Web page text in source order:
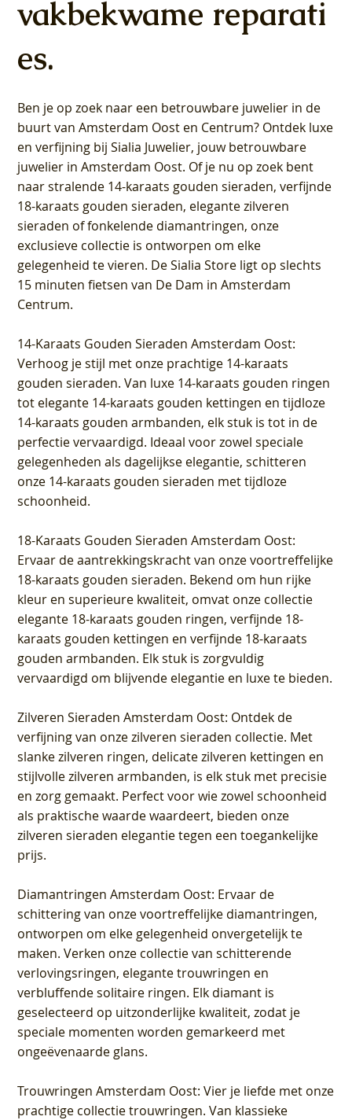
vakbekwame reparati
es.
Ben je op zoek naar een betrouwbare juwelier in de
buurt van Amsterdam Oost en Centrum? Ontdek luxe
en verfijning bij Sialia Juwelier, jouw betrouwbare
juwelier in Amsterdam Oost. Of je nu op zoek bent
naar stralende 14-karaats gouden sieraden, verfijnde
18-karaats gouden sieraden, elegante zilveren
sieraden of fonkelende diamantringen, onze
exclusieve collectie is ontworpen om elke
gelegenheid te vieren. De Sialia Store ligt op slechts
15 minuten fietsen van De Dam in Amsterdam
Centrum.
14-Karaats Gouden Sieraden Amsterdam Oost:
Verhoog je stijl met onze prachtige 14-karaats
gouden sieraden. Van luxe 14-karaats gouden ringen
tot elegante 14-karaats gouden kettingen en tijdloze
14-karaats gouden armbanden, elk stuk is tot in de
perfectie vervaardigd. Ideaal voor zowel speciale
gelegenheden als dagelijkse elegantie, schitteren
onze 14-karaats gouden sieraden met tijdloze
schoonheid.
18-Karaats Gouden Sieraden Amsterdam Oost:
Ervaar de aantrekkingskracht van onze voortreffelijke
18-karaats gouden sieraden. Bekend om hun rijke
kleur en superieure kwaliteit, omvat onze collectie
elegante 18-karaats gouden ringen, verfijnde 18-
karaats gouden kettingen en verfijnde 18-karaats
gouden armbanden. Elk stuk is zorgvuldig
vervaardigd om blijvende elegantie en luxe te bieden.
Zilveren Sieraden Amsterdam Oost: Ontdek de
verfijning van onze zilveren sieraden collectie. Met
slanke zilveren ringen, delicate zilveren kettingen en
stijlvolle zilveren armbanden, is elk stuk met precisie
en zorg gemaakt. Perfect voor wie zowel schoonheid
als praktische waarde waardeert, bieden onze
zilveren sieraden elegantie tegen een toegankelijke
prijs.
Diamantringen Amsterdam Oost: Ervaar de
schittering van onze voortreffelijke diamantringen,
ontworpen om elke gelegenheid onvergetelijk te
maken. Verken onze collectie van schitterende
verlovingsringen, elegante trouwringen en
verbluffende solitaire ringen. Elk diamant is
geselecteerd op uitzonderlijke kwaliteit, zodat je
speciale momenten worden gemarkeerd met
ongeëvenaarde glans.
Trouwringen Amsterdam Oost: Vier je liefde met onze
prachtige collectie trouwringen. Van klassieke